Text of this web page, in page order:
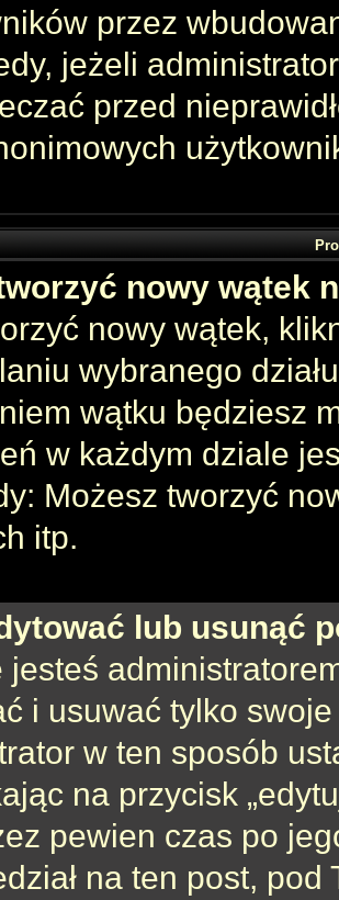
przez
jeżeli
przed
nowy wątek
nowy wątek,
wybranego
wątku będziesz
w każdym dziale
Możesz tworzyć
itp.
lub usunąć
jesteś
i usuwać tylko
w ten sposób
na przycisk
pewien czas po
na ten post,